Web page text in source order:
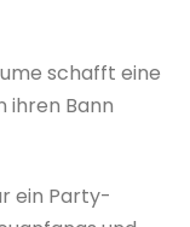
schafft eine
ihren Bann
ein Party-